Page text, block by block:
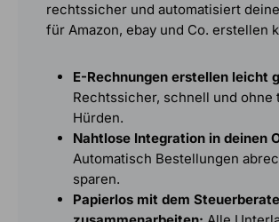
rechtssicher und automatisiert
für Amazon, ebay und Co. erstellen
E-Rechnungen erstellen leicht
Rechtssicher, schnell und ohne
Hürden.
Nahtlose Integration in deinen
Automatisch Bestellungen
sparen.
Papierlos mit dem